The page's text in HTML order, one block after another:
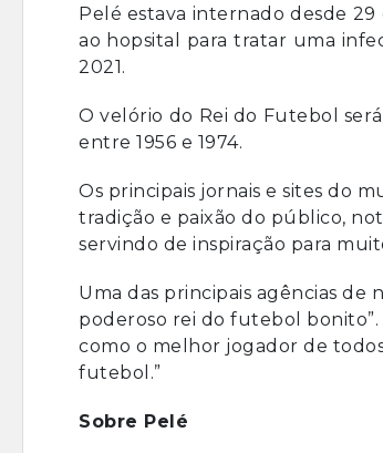
Pelé estava internado desde
ao hopsital para tratar uma
2021.
O velório do Rei do Futebol
entre 1956 e 1974.
Os principais jornais e sites do
tradição e paixão do público,
servindo de inspiração para
Uma das principais agências de
poderoso rei do futebol bonito”.
como o melhor jogador de
futebol.”
Sobre Pelé